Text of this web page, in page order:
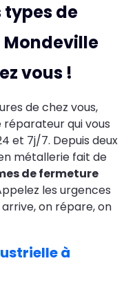
types de
vous !
de chez vous,
réparateur qui vous
et 7j/7. Depuis deux
métallerie fait de
de fermeture
les urgences
arrive, on répare, on
à